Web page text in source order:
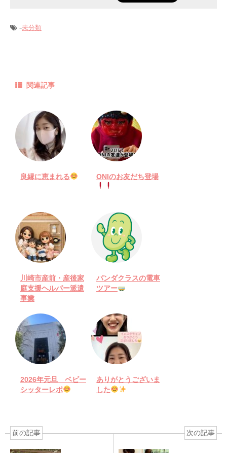
-未分類
関連記事
良縁に恵まれる ONIのお友だち登場
川崎市産前・産後家
庭支援ヘルパー派遣
事業
パンダクラスの電車
ツアー
2026年元旦 ベビー
シッターレポ
ありがとうございま
した
前の記事 次の記事